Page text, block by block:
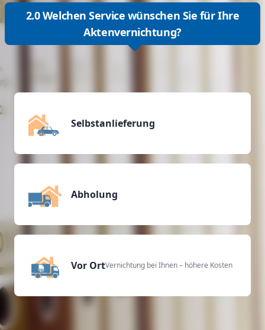
2.0 Welchen Service wünschen Sie für Ihre
Aktenvernichtung?
Selbstanlieferung
Abholung
Vor OrtVernichtung bei Ihnen – höhere Kosten